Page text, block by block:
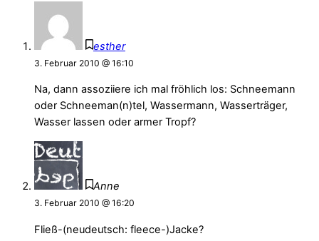
esther
3. Februar 2010 @ 16:10
Na, dann assoziiere ich mal fröhlich los: Schneemann
oder Schneeman(n)tel, Wassermann, Wasserträger,
Wasser lassen oder armer Tropf?
Anne
3. Februar 2010 @ 16:20
Fließ-(neudeutsch: fleece-)Jacke?